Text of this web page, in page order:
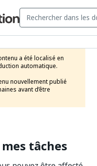
a été localisé en
automatique.
nouvellement publié
avant d’être
tâches